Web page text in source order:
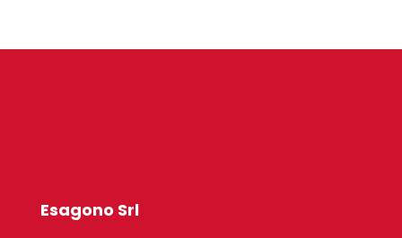
Esagono Srl